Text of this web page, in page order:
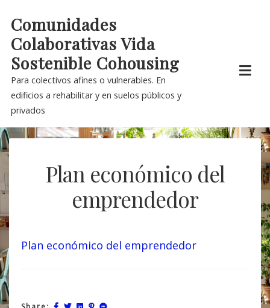
content
Comunidades
Colaborativas Vida
Sostenible Cohousing
Para colectivos afines o vulnerables. En
edificios a rehabilitar y en suelos públicos y
privados
Plan económico del
emprendedor
Plan económico del emprendedor